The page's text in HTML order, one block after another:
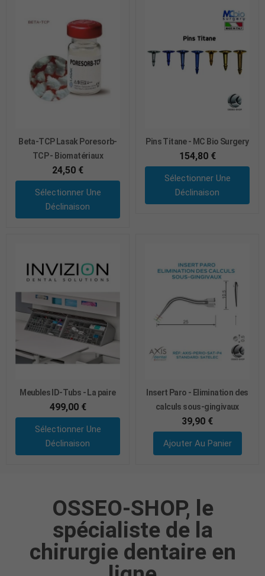
Beta-TCP Lasak Poresorb-
TCP - Biomatériaux
24,50 €
Sélectionner Une
Déclinaison
Pins Titane - MC Bio Surgery
154,80 €
Sélectionner Une
Déclinaison
Meubles ID-Tubs - La paire
499,00 €
Sélectionner Une
Déclinaison
Insert Paro - Elimination des
calculs sous-gingivaux
39,90 €
Ajouter Au Panier
OSSEO-SHOP, le
spécialiste de la
chirurgie dentaire en